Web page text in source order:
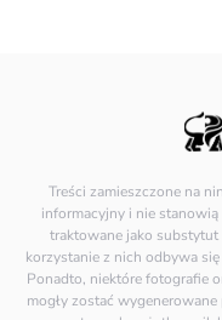
Treści zamieszczone na
informacyjny i nie
traktowane jako
korzystanie z nich odbywa
Ponadto, niektóre fotografie
mogły zostać